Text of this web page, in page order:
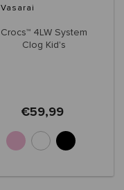
Vasarai
Crocs™ 4LW System
Clog Kid's
€59,99